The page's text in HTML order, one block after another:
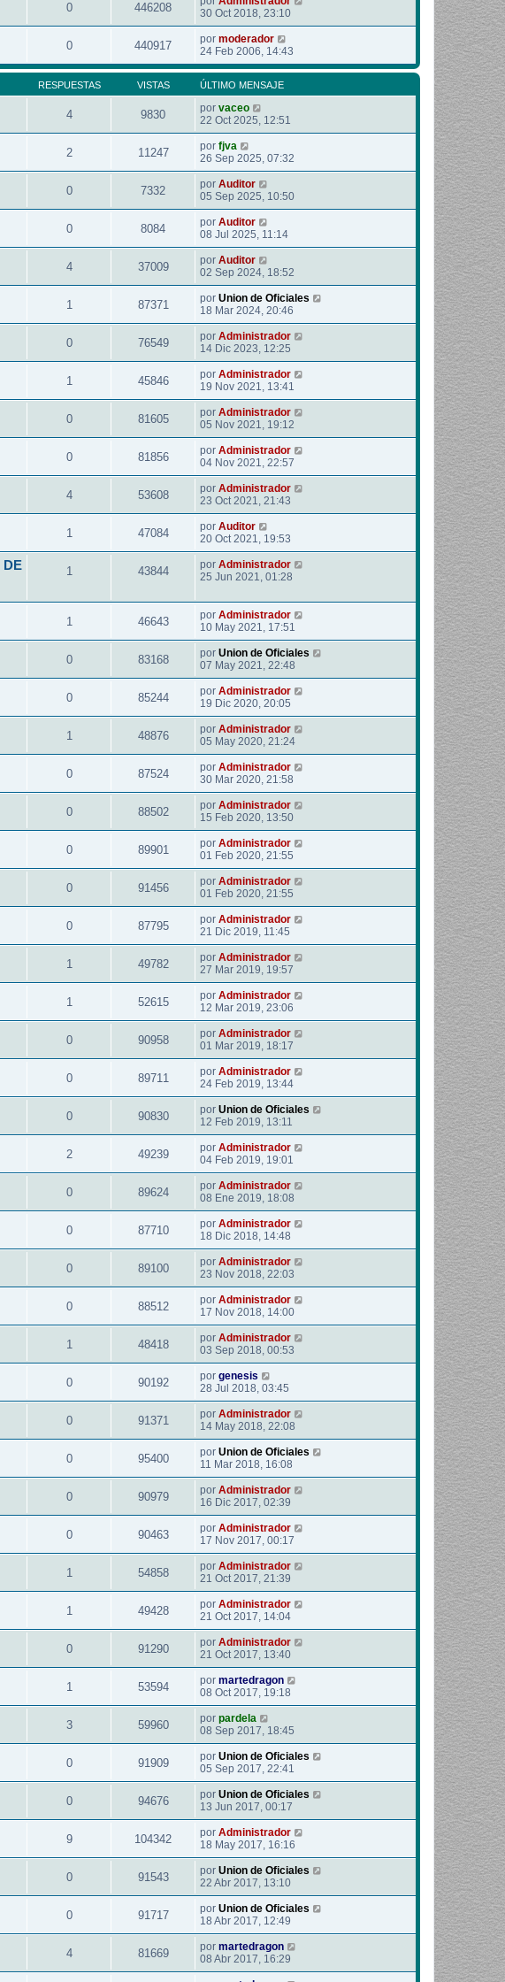
0 446208
30 Oct 2018, 23:10
0 440917 por moderador
24 Feb 2006, 14:43
RESPUESTAS VISTAS ÚLTIMO MENSAJE
4 9830 por vaceo
22 Oct 2025, 12:51
2 11247 por fjva
26 Sep 2025, 07:32
0 7332 por Auditor
05 Sep 2025, 10:50
0 8084 por Auditor
08 Jul 2025, 11:14
4 37009 por Auditor
02 Sep 2024, 18:52
1 87371 por Union de Oficiales
18 Mar 2024, 20:46
0 76549 por Administrador
14 Dic 2023, 12:25
1 45846 por Administrador
19 Nov 2021, 13:41
0 81605 por Administrador
05 Nov 2021, 19:12
0 81856 por Administrador
04 Nov 2021, 22:57
4 53608 por Administrador
23 Oct 2021, 21:43
1 47084 por Auditor
20 Oct 2021, 19:53
1 43844 por Administrador
25 Jun 2021, 01:28
1 46643 por Administrador
10 May 2021, 17:51
0 83168 por Union de Oficiales
07 May 2021, 22:48
0 85244 por Administrador
19 Dic 2020, 20:05
1 48876 por Administrador
05 May 2020, 21:24
0 87524 por Administrador
30 Mar 2020, 21:58
0 88502 por Administrador
15 Feb 2020, 13:50
0 89901 por Administrador
01 Feb 2020, 21:55
0 91456 por Administrador
01 Feb 2020, 21:55
0 87795 por Administrador
21 Dic 2019, 11:45
1 49782 por Administrador
27 Mar 2019, 19:57
1 52615 por Administrador
12 Mar 2019, 23:06
0 90958 por Administrador
01 Mar 2019, 18:17
0 89711 por Administrador
24 Feb 2019, 13:44
0 90830 por Union de Oficiales
12 Feb 2019, 13:11
2 49239 por Administrador
04 Feb 2019, 19:01
0 89624 por Administrador
08 Ene 2019, 18:08
0 87710 por Administrador
18 Dic 2018, 14:48
0 89100 por Administrador
23 Nov 2018, 22:03
0 88512 por Administrador
17 Nov 2018, 14:00
1 48418 por Administrador
03 Sep 2018, 00:53
0 90192 por genesis
28 Jul 2018, 03:45
0 91371 por Administrador
14 May 2018, 22:08
0 95400 por Union de Oficiales
11 Mar 2018, 16:08
0 90979 por Administrador
16 Dic 2017, 02:39
0 90463 por Administrador
17 Nov 2017, 00:17
1 54858 por Administrador
21 Oct 2017, 21:39
1 49428 por Administrador
21 Oct 2017, 14:04
0 91290 por Administrador
21 Oct 2017, 13:40
1 53594 por martedragon
08 Oct 2017, 19:18
3 59960 por pardela
08 Sep 2017, 18:45
0 91909 por Union de Oficiales
05 Sep 2017, 22:41
0 94676 por Union de Oficiales
13 Jun 2017, 00:17
9 104342 por Administrador
18 May 2017, 16:16
0 91543 por Union de Oficiales
22 Abr 2017, 13:10
0 91717 por Union de Oficiales
18 Abr 2017, 12:49
4 81669 por martedragon
08 Abr 2017, 16:29